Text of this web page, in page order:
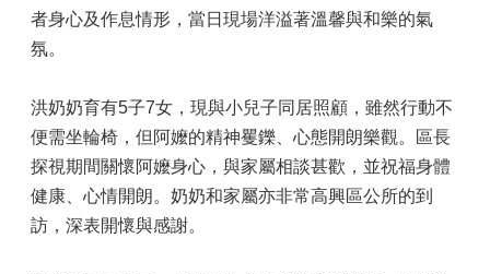
者身心及作息情形，當日現場洋溢著溫馨與和樂的氣
氛。
洪奶奶育有5子7女，現與小兒子同居照顧，雖然行動不
便需坐輪椅，但阿嬤的精神矍鑠、心態開朗樂觀。區長
探視期間關懷阿嬤身心，與家屬相談甚歡，並祝福身體
健康、心情開朗。奶奶和家屬亦非常高興區公所的到
訪，深表開懷與感謝。